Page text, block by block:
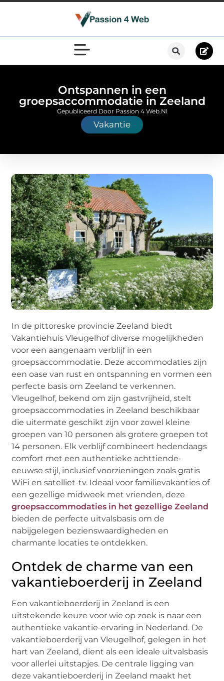
Ontspannen in een
groepsaccommodatie in Zeeland
Vakantie
Gepubliceerd Door Passion 4 Web.nl
In de pittoreske provincie Zeeland biedt
Vakantiehuis Vleugelhof diverse mogelijkheden
voor een aangenaam verblijf in een
groepsaccommodatie. Deze accommodaties zijn
een oase van rust en ontspanning en vormen een
perfecte basis om Zeeland te verkennen.
Vleugelhof, bekend om zijn gastvrijheid, stelt
groepsaccommodaties in Zeeland beschikbaar
die uitermate geschikt zijn voor zowel kleine
groepen van 10 personen als grotere groepen tot
14 personen. Elk verblijf combineert hedendaags
comfort met een authentieke achttiende-
eeuwse stijl, inclusief voorzieningen zoals gratis
WiFi en satelliet-tv. Ideaal voor familievakanties of
een gezellige midweek met vrienden, deze
groepsaccommodaties in het gezellige Zeeland
bieden de perfecte uitvalsbasis om de
nabijgelegen bezienswaardigheden en
charmante locaties te ontdekken.
Ontdek de charme van een
vakantieboerderij in Zeeland
Een vakantieboerderij in Zeeland is een
uitstekende keuze voor wie op zoek is naar een
authentieke vakantie-ervaring in Nederland. De
vakantieboerderij van Vleugelhof, gelegen in het
hart van Zeeland, dient als een ideale uitvalsbasis
voor allerlei uitstapjes. De centrale ligging van
deze vakantieboerderij in Zeeland maakt het